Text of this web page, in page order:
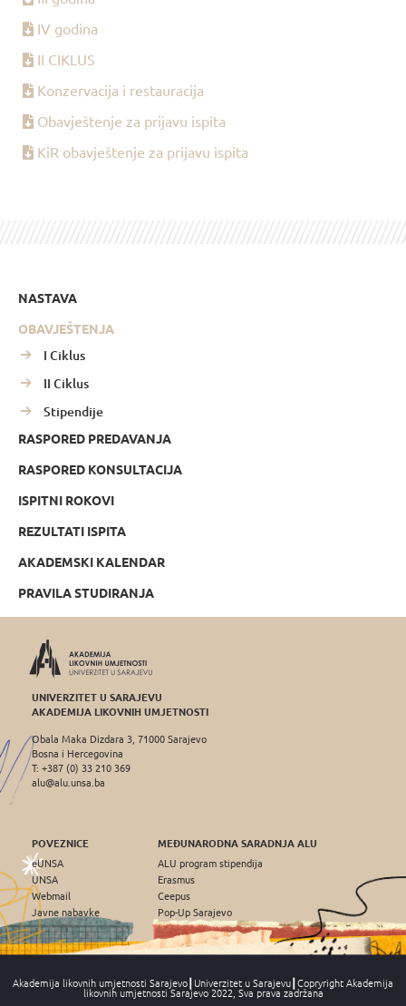
IV godina
II CIKLUS
Konzervacija i restauracija
Obavještenje za prijavu ispita
KiR obavještenje za prijavu ispita
NASTAVA
OBAVJEŠTENJA
I Ciklus
II Ciklus
Stipendije
RASPORED PREDAVANJA
RASPORED KONSULTACIJA
ISPITNI ROKOVI
REZULTATI ISPITA
AKADEMSKI KALENDAR
PRAVILA STUDIRANJA
UNIVERZITET U SARAJEVU
AKADEMIJA LIKOVNIH UMJETNOSTI
Obala Maka Dizdara 3, 71000 Sarajevo
Bosna i Hercegovina
T: +387 (0) 33 210 369
alu@alu.unsa.ba
POVEZNICE
eUNSA
UNSA
Webmail
Javne nabavke
MEĐUNARODNA SARADNJA ALU
ALU program stipendija
Erasmus
Ceepus
Pop-Up Sarajevo
Akademija likovnih umjetnosti Sarajevo┃Univerzitet u Sarajevu┃Copryright Akademija
likovnih umjetnosti Sarajevo 2022, Sva prava zadržana